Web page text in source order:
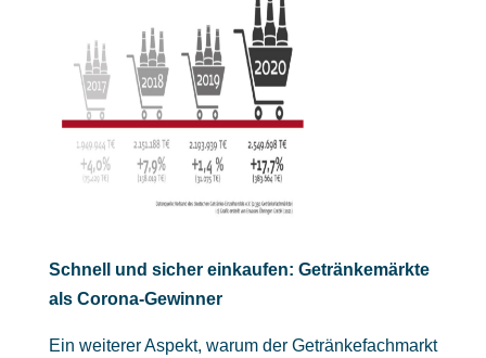
Schnell und sicher einkaufen: Getränkemärkte
als Corona-Gewinner
Ein weiterer Aspekt, warum der Getränkefachmarkt